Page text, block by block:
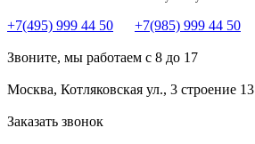
+7(495) 999 44 50 +7(985) 999 44 50
Звоните, мы работаем с 8 до 17
Москва, Котляковская ул., 3 строение 13
Заказать звонок